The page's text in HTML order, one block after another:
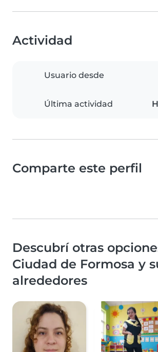
Actividad
Usuario desde
Última actividad
Comparte este perfil
Descubrí otras
Ciudad de Formosa y
alrededores